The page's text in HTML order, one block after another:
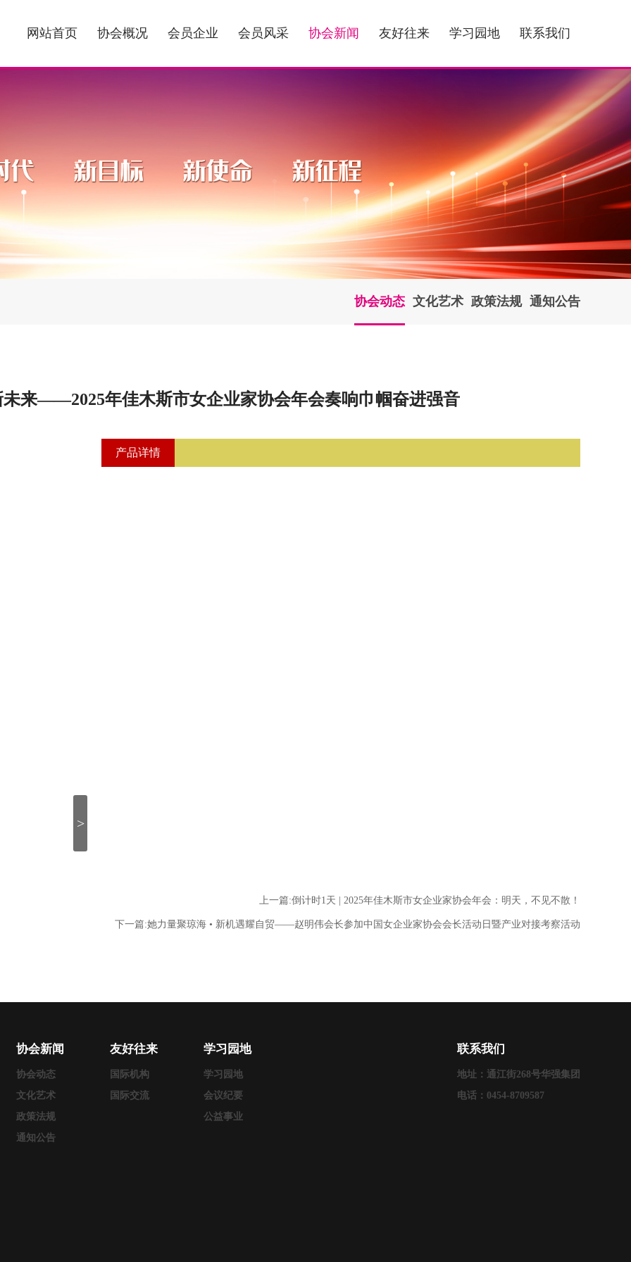
网站首页 协会概况 会员企业 会员风采 协会新闻 友好往来 学习园地 联系我们
协会动态 文化艺术 政策法规 通知公告
未来——2025年佳木斯市女企业家协会年会奏响巾帼奋进强音
>
产品详情
上一篇:倒计时1天 | 2025年佳木斯市女企业家协会年会：明天，不见不散！
下一篇:她力量聚琼海 • 新机遇耀自贸——赵明伟会长参加中国女企业家协会会长活动日暨产业对接考察活动
协会新闻
协会动态
文化艺术
政策法规
通知公告
友好往来
国际机构
国际交流
学习园地
学习园地
会议纪要
公益事业
联系我们
地址：通江街268号华强集团
电话：0454-8709587